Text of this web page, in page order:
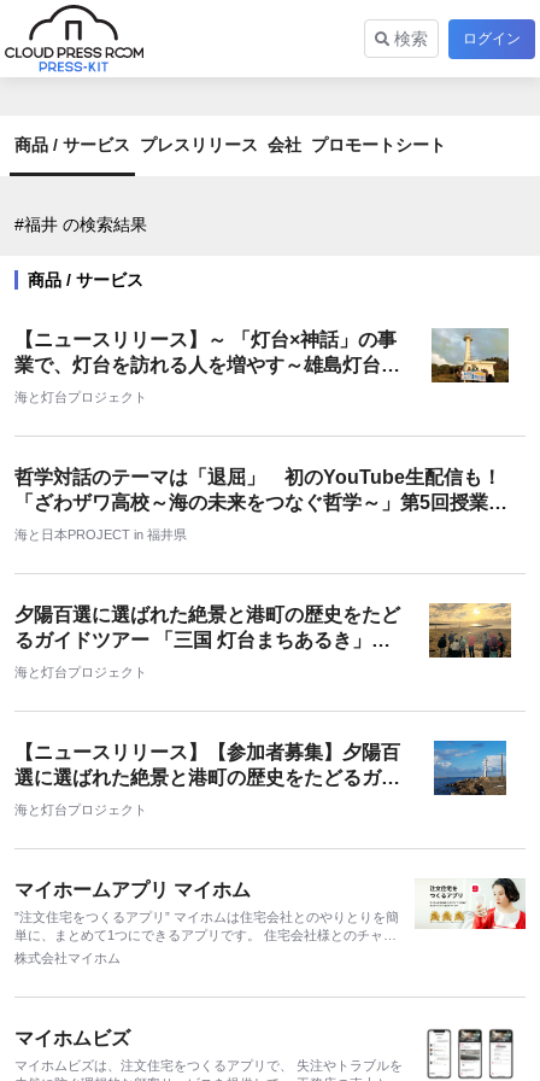
検索 ログイン
商品 / サービス プレスリリース 会社 プロモートシート
#福井 の検索結果
商品 / サービス
【ニュースリリース】～ 「灯台×神話」の事
業で、灯台を訪れる人を増やす～雄島灯台散
策ツアーが遂に完成！
海と灯台プロジェクト
哲学対話のテーマは「退屈」 初のYouTube生配信も！
「ざわザワ高校～海の未来をつなぐ哲学～」第5回授業を
開催しました！
海と日本PROJECT in 福井県
夕陽百選に選ばれた絶景と港町の歴史をたど
るガイドツアー 「三国 灯台まちあるき」を
開始しました
海と灯台プロジェクト
【ニュースリリース】【参加者募集】夕陽百
選に選ばれた絶景と港町の歴史をたどるガイ
ドツアー 「三国 灯台まちあるき」開催 ！
海と灯台プロジェクト
マイホームアプリ マイホム
”注文住宅をつくるアプリ” マイホムは住宅会社とのやりとりを簡
単に、まとめて1つにできるアプリです。 住宅会社様とのチャッ
トコミュニケーションはもちろん、家づくりで生まれる膨大な資
株式会社マイホム
マイホムビズ
マイホムビズは、注文住宅をつくるアプリで、 失注やトラブルを